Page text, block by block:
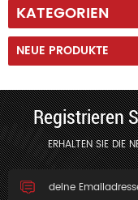
KATEGORIEN
NEUE PRODUKTE
Registrieren
ERHALTEN SIE DIE